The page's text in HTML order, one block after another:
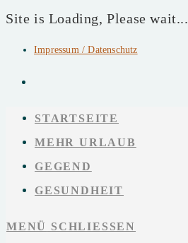
Site is Loading, Please wait...
Zum
Impressum / Datenschutz
STARTSEITE
MEHR URLAUB
GEGEND
GESUNDHEIT
MENÜ SCHLIESSEN